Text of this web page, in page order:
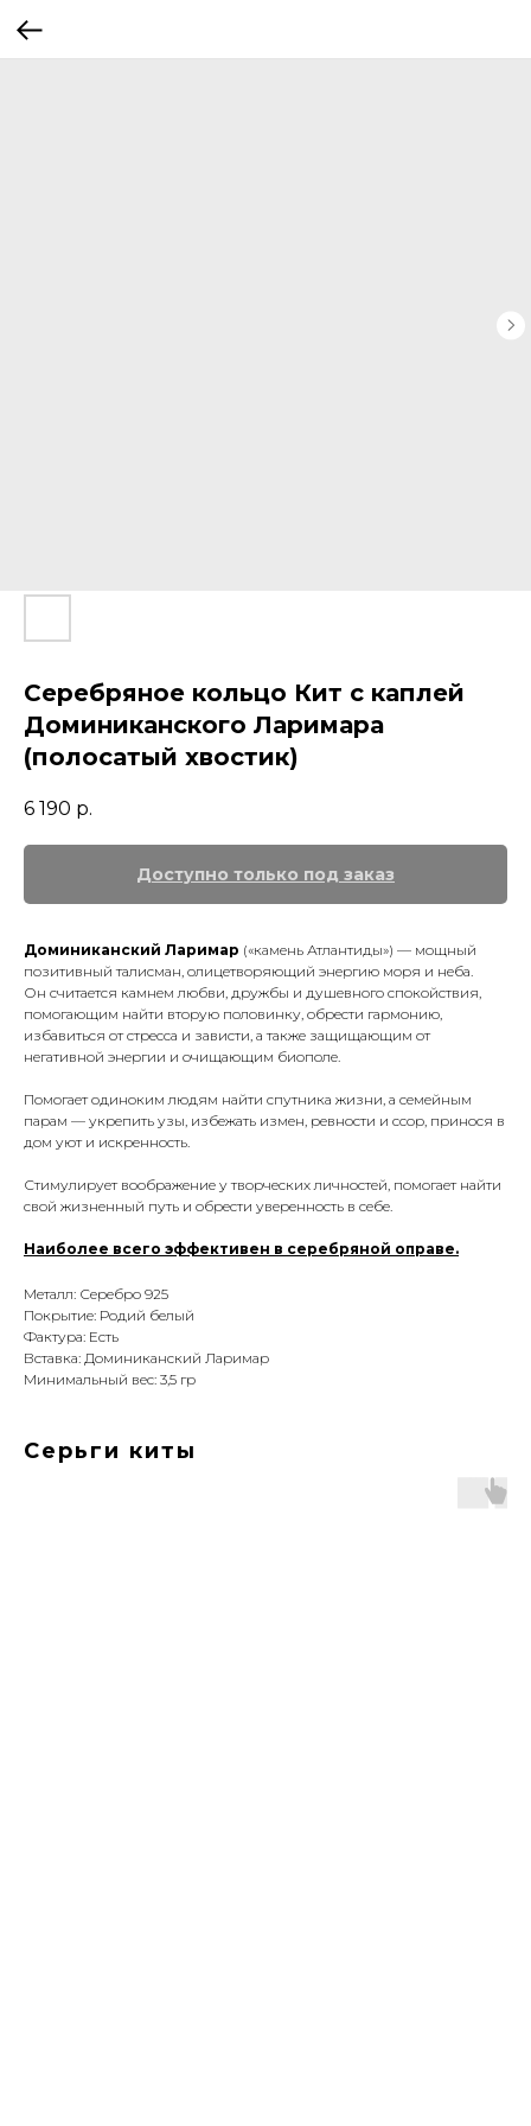
Серебряное кольцо Кит с каплей
Доминиканского Ларимара
(полосатый хвостик)
6 190 р.
Доминиканский Ларимар («камень Атлантиды») — мощный
позитивный талисман, олицетворяющий энергию моря и неба.
Он считается камнем любви, дружбы и душевного спокойствия,
помогающим найти вторую половинку, обрести гармонию,
избавиться от стресса и зависти, а также защищающим от
негативной энергии и очищающим биополе.
Помогает одиноким людям найти спутника жизни, а семейным
парам — укрепить узы, избежать измен, ревности и ссор, принося в
дом уют и искренность.
Стимулирует воображение у творческих личностей, помогает найти
свой жизненный путь и обрести уверенность в себе.
Наиболее всего эффективен в серебряной оправе.
Металл: Серебро 925
Покрытие: Родий белый
Фактура: Есть
Вставка: Доминиканский Ларимар
Минимальный вес: 3,5 гр
Серьги киты